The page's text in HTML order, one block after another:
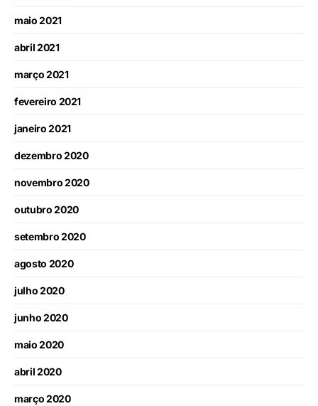
maio 2021
abril 2021
março 2021
fevereiro 2021
janeiro 2021
dezembro 2020
novembro 2020
outubro 2020
setembro 2020
agosto 2020
julho 2020
junho 2020
maio 2020
abril 2020
março 2020